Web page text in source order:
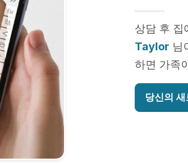
상담 후 집
Taylor 님
하면 가족
당신의